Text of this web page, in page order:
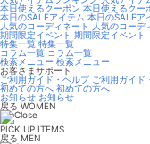
本日使えるクーポン 本日使えるクー
本日のSALEアイテム 本日のSALEア
人気のコーディネート 人気のコーデ
期間限定イベント 期間限定イベント
特集一覧 特集一覧
コラム一覧 コラム一覧
検索メニュー 検索メニュー
お客さまサポート
ご利用ガイド・ヘルプ ご利用ガイド
初めての方へ 初めての方へ
お知らせ お知らせ
戻る WOMEN
PICK UP ITEMS
戻る MEN